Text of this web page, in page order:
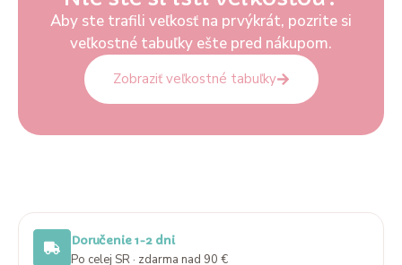
Aby ste trafili veľkosť na prvýkrát, pozrite si
veľkostné tabuľky ešte pred nákupom.
Zobraziť veľkostné tabuľky
Doručenie 1-2 dni
Po celej SR · zdarma nad 90 €